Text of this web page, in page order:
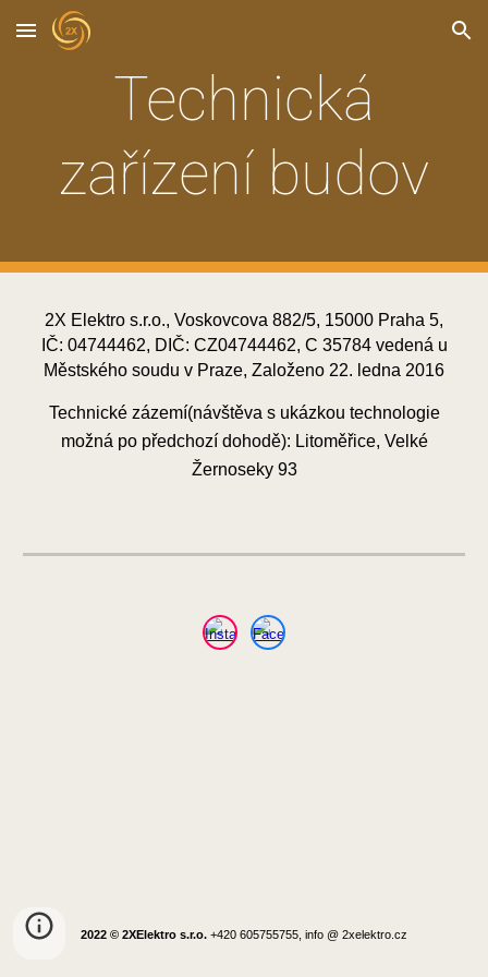
Skip to main content Skip to navigation
Technická
zařízení budov
2X Elektro s.r.o., Voskovcova 882/5, 15000 Praha 5,
IČ: 04744462, DIČ: CZ04744462, C 35784 vedená u
Městského soudu v Praze, Založeno 22. ledna 2016
Technické zázemí(návštěva s ukázkou technologie
možná po předchozí dohodě): Litoměřice, Velké
Žernoseky 93
2022 © 2XElektro s.r.o. +420 605755755, info @ 2xelektro.cz